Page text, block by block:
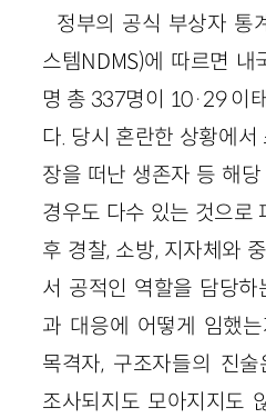
정부의 공식 부상자 통
스템NDMS)에 따르면
명 총 337명이 10·29 이
다. 당시 혼란한 상황에서
장을 떠난 생존자 등 해
경우도 다수 있는 것으로
후 경찰, 소방, 지자체와
서 공적인 역할을 담당
과 대응에 어떻게 임했
목격자, 구조자들의 진
조사되지도 모아지지도